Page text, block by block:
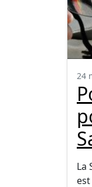
24
La